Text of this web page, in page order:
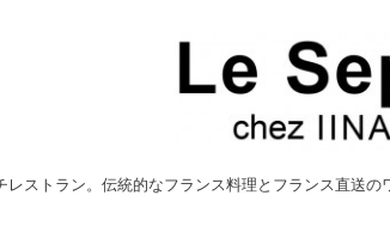
ストラン。伝統的なフランス料理とフランス直送